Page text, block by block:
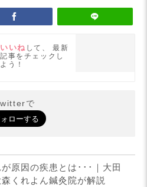
いいね して、
最新
記事をチェックし
よう！
で
原因の疾患とは･･･｜大田
くれよん鍼灸院が解説